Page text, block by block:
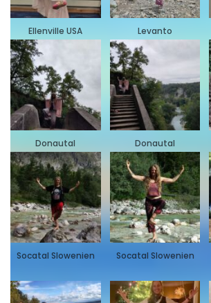
Ellenville USA Levanto
Donautal Donautal
Socatal Slowenien Socatal Slowenien